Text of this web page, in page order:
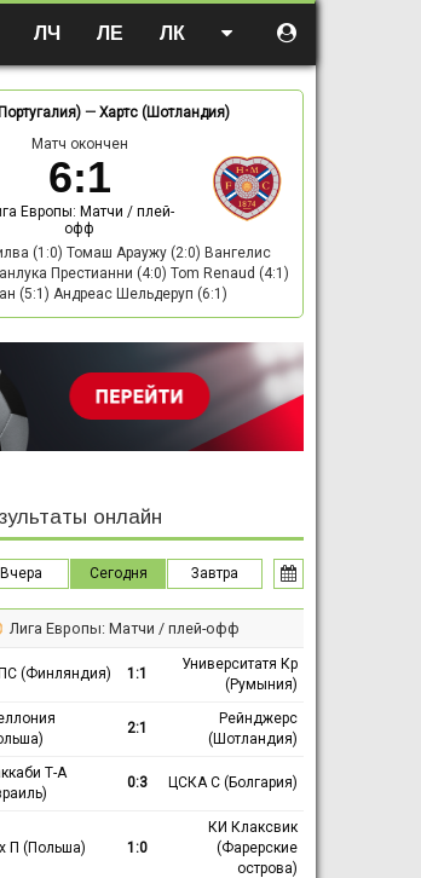
ЛЧ ЛЕ ЛК
—Хартс (Шотландия)
Матч окончен
6:1
Европы: Матчи / плей-
офф
(1:0) Томаш Араужу (2:0) Вангелис
Престианни (4:0) Tom Renaud (4:1)
(5:1) Андреас Шельдеруп (6:1)
онлайн
Вчера Сегодня Завтра
Лига Европы: Матчи / плей-офф
(Финляндия) 1:1
Университатя Кр
(Румыния)
2:1
Рейнджерс
(Шотландия)
Т-А
0:3 ЦСКА С (Болгария)
П (Польша) 1:0
КИ Клаксвик
(Фарерские
острова)